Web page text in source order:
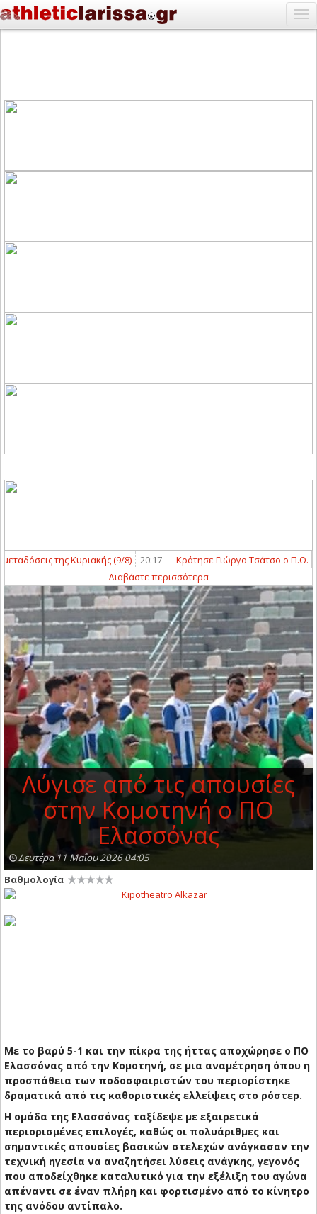
της Κυριακής (9/8) 20:17 - Κράτησε Γιώργο Τσάτσο ο Π.Ο.
Διαβάστε περισσότερα
Λύγισε από τις απουσίες
στην Κομοτηνή ο ΠΟ
Ελασσόνας
Δευτέρα 11 Μαΐου 2026 04:05
Βαθμολογία
Με το βαρύ 5-1 και την πίκρα της ήττας αποχώρησε ο ΠΟ
Ελασσόνας από την Κομοτηνή, σε μια αναμέτρηση όπου η
προσπάθεια των ποδοσφαιριστών του περιορίστηκε
δραματικά από τις καθοριστικές ελλείψεις στο ρόστερ.
Η ομάδα της Ελασσόνας ταξίδεψε με εξαιρετικά
περιορισμένες επιλογές, καθώς οι πολυάριθμες και
σημαντικές απουσίες βασικών στελεχών ανάγκασαν την
τεχνική ηγεσία να αναζητήσει λύσεις ανάγκης, γεγονός
που αποδείχθηκε καταλυτικό για την εξέλιξη του αγώνα
απέναντι σε έναν πλήρη και φορτισμένο από το κίνητρο
της ανόδου αντίπαλο.